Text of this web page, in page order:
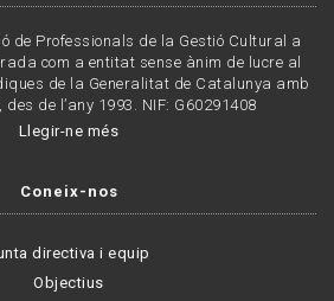
de Professionals de la Gestió Cultural a
com a entitat sense ànim de lucre al
de la Generalitat de Catalunya amb
des de l’any 1993. NIF: G60291408
Llegir-ne més
Coneix-nos
directiva i equip
Objectius